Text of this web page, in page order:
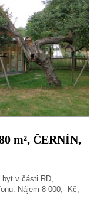
m², ČERNÍN,
v části RD,
Nájem 8 000,- Kč,